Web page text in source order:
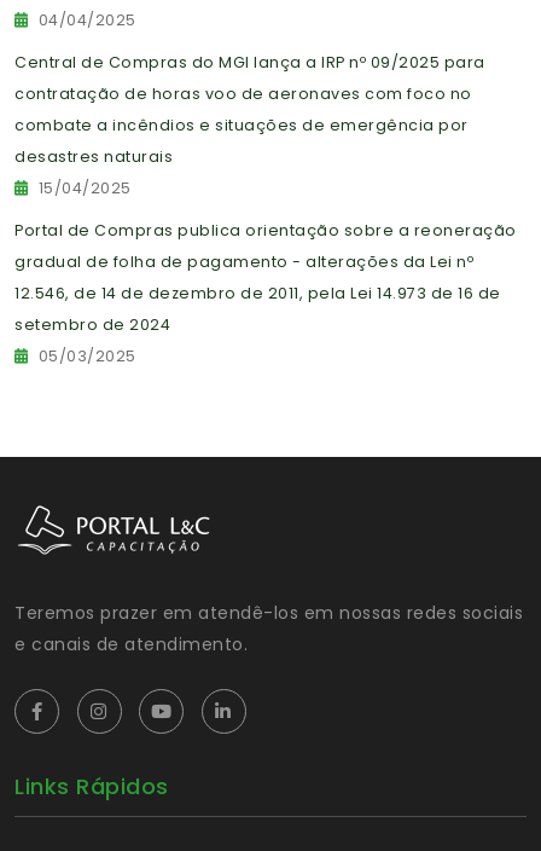
04/04/2025
Central de Compras do MGI lança a IRP nº 09/2025 para
contratação de horas voo de aeronaves com foco no
combate a incêndios e situações de emergência por
desastres naturais
15/04/2025
Portal de Compras publica orientação sobre a reoneração
gradual de folha de pagamento - alterações da Lei nº
12.546, de 14 de dezembro de 2011, pela Lei 14.973 de 16 de
setembro de 2024
05/03/2025
Teremos prazer em atendê-los em nossas redes sociais
e canais de atendimento.
Links Rápidos